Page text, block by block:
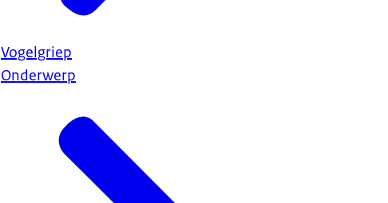
Vogelgriep
Onderwerp